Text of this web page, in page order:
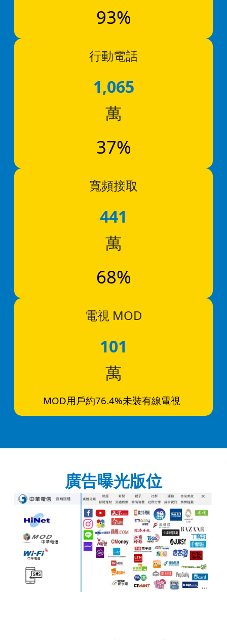
93%
行動電話
1,065
萬
37%
寬頻接取
441
萬
68%
電視 MOD
101
萬
MOD用戶約76.4%未裝有線電視
廣告曝光版位